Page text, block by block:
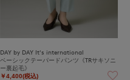
DAY by DAY It's international
ベーシックテーパードパンツ《TRサキソニ
ー裏起毛》
￥4,400(税込)